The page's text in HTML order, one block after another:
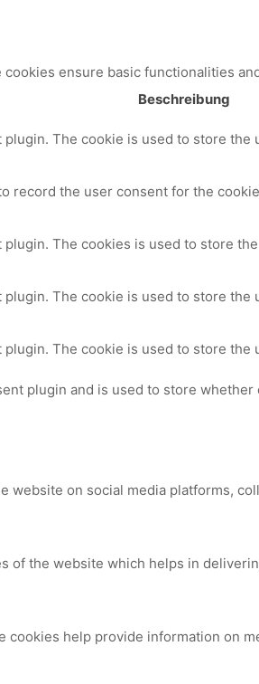
ensure basic functionalities
Beschreibung
The cookie is used to store
record the user consent for the
The cookies is used to store
The cookie is used to store
The cookie is used to store
plugin and is used to store
on social media platforms,
of the website which helps in
help provide information on